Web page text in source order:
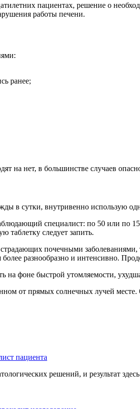
пациентах, решение о
работы печени.
ранее;
на нет, в большинстве случаев
в сутки, внутривенно использую
специалист: по 50 или по
таблетку следует запить.
почечными
разнообразно и интенсивно.
на фоне быстрой утомляемости,
от прямых солнечных лучей
решений, и результат